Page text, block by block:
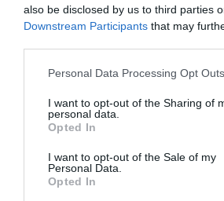
also be disclosed by us to third parties
Downstream Participants that may
Personal Data Processing Opt Outs
I want to opt-out of the Sharing of
personal data.
Opted In
I want to opt-out of the Sale of my
Personal Data.
Opted In
Ο ΚΑΙΡΟΣ
Θεσσαλονίκη
Παρασκευή+ 37°+26°
Σάββατο
+37°+25°
Κυριακή
+ 38°